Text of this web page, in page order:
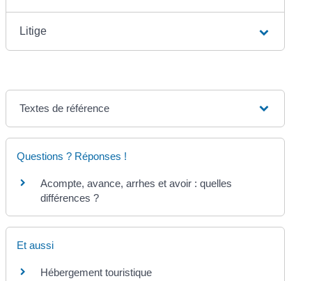
Litige
Textes de référence
Questions ? Réponses !
Acompte, avance, arrhes et avoir : quelles
différences ?
Et aussi
Hébergement touristique